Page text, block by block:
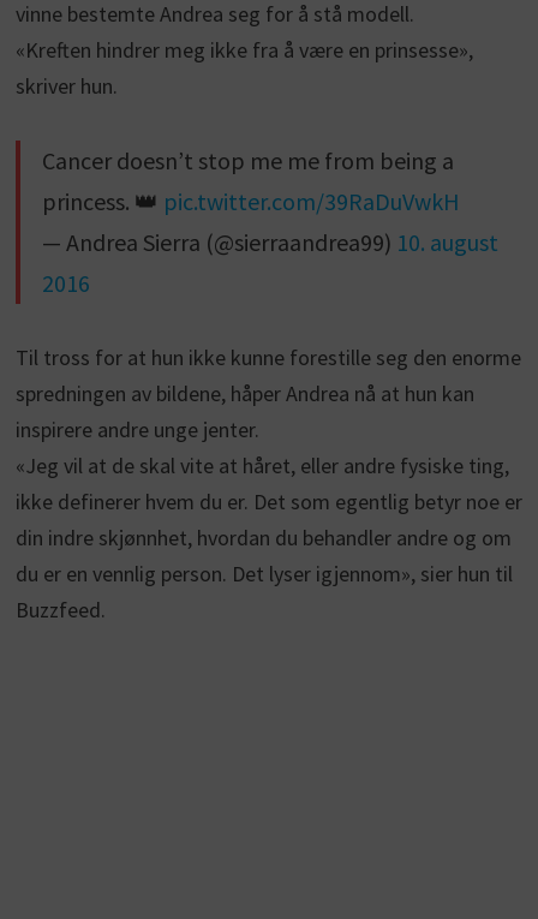
vinne bestemte Andrea seg for å stå modell.
«Kreften hindrer meg ikke fra å være en prinsesse»,
skriver hun.
Cancer doesn’t stop me me from being a
princess. 👑 pic.twitter.com/39RaDuVwkH
— Andrea Sierra (@sierraandrea99) 10. august
2016
Til tross for at hun ikke kunne forestille seg den enorme
spredningen av bildene, håper Andrea nå at hun kan
inspirere andre unge jenter.
«Jeg vil at de skal vite at håret, eller andre fysiske ting,
ikke definerer hvem du er. Det som egentlig betyr noe er
din indre skjønnhet, hvordan du behandler andre og om
du er en vennlig person. Det lyser igjennom», sier hun til
Buzzfeed.